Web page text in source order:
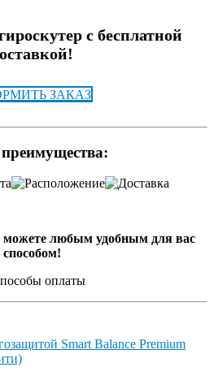
с бесплатной
ЗАКАЗ
любым удобным для вас
способом!